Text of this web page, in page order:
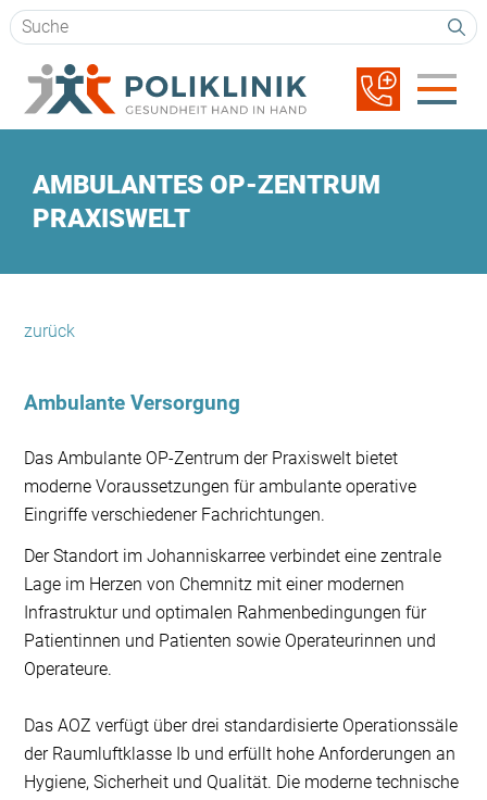
Suchbegriffe
Navigation
überspringen
AMBULANTES OP-ZENTRUM
PRAXISWELT
zurück
Ambulante Versorgung
Das Ambulante OP-Zentrum der Praxiswelt bietet
moderne Voraussetzungen für ambulante operative
Eingriffe verschiedener Fachrichtungen.
Der Standort im Johanniskarree verbindet eine zentrale
Lage im Herzen von Chemnitz mit einer modernen
Infrastruktur und optimalen Rahmenbedingungen für
Patientinnen und Patienten sowie Operateurinnen und
Operateure.
Das AOZ verfügt über drei standardisierte Operationssäle
der Raumluftklasse Ib und erfüllt hohe Anforderungen an
Hygiene, Sicherheit und Qualität. Die moderne technische